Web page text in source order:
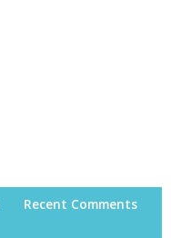
Recent Comments